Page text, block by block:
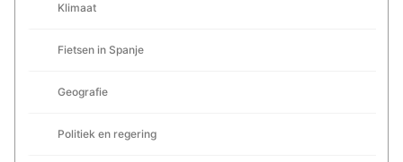
Klimaat
Fietsen in Spanje
Geografie
Politiek en regering